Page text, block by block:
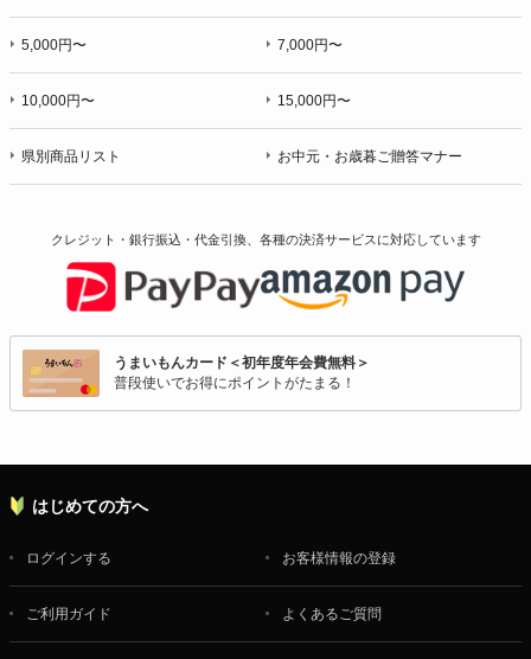
5,000円〜 7,000円〜
10,000円〜 15,000円〜
県別商品リスト お中元・お歳暮ご贈答マナー
クレジット・銀行振込・代金引換、各種の決済サービスに対応しています
うまいもんカード＜初年度年会費無料＞
普段使いでお得にポイントがたまる！
はじめての方へ
ログインする お客様情報の登録
ご利用ガイド よくあるご質問